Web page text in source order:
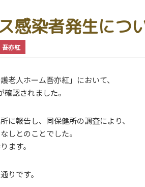
感染者発生につ
吾亦紅
老人ホーム吾亦紅」において、
認されました。
に報告し、同保健所の調査により、
しとのことでした。
ます。
りです。